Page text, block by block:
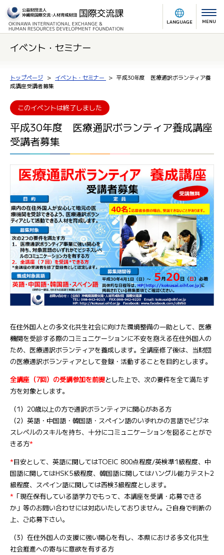
LANGUAGE MENU
イベント・セミナー
トップページ イベント・セミナー
平成30年度 医療通訳ボランティア養
成講座受講者募集
このイベントは終了しました
平成30年度 医療通訳ボランティア養成講座
受講者募集
在住外国人との多文化共生社会に向けた環境整備の一助として、医療
機関を受診する際のコミュニケーションに不安を抱える在住外国人の
ため、医療通訳ボランティアを養成します。全講座修了後は、当財団
の医療通訳ボランティアとして登録・活動することを目的とします。
全講座（7回）の受講参加を前提とした上で、次の要件を全て満たす
方を対象とします。
（1）20歳以上の方で通訳ボランティアに関心がある方
（2）英語・中国語・韓国語・スペイン語のいずれかの言語でビジネ
スレベルのスキルを持ち、十分にコミュニケーションを図ることがで
きる方*
*目安として、英語に関してはTOEIC 800点程度/英検準1級程度、中
国語に関してはHSK5級程度、韓国語に関してはハングル能力テスト2
級程度、スペイン語に関しては西検3級程度とします。
* 「現在保有している語学力でもって、本講座を受講・応募できる
か」等のお問い合わせには対応いたしておりません。ご自身で判断の
上、ご応募下さい。
（3）在住外国人の支援に強い関心を有し、本県における多文化共生
社会推進への寄与に意欲を有する方